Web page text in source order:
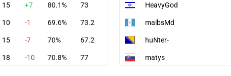
15 +7 80.1% 73
10 -1 69.6% 73.2
15 -7 70% 67.2
18 -10 70.8% 77
HeavyGod
malbsMd
huNter-
matys